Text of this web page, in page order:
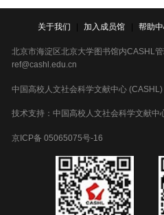
关于我们 加入成员馆 帮助
北京市海淀区北京大学图书馆内CASHL
ref@cashl.edu.cn
中国高校人文社会科学文献中心
技术支持：中国高校人文社会科学文献中
京ICP备 05065075号-16